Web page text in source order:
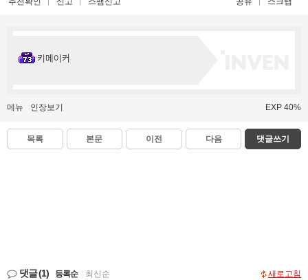
키메이커
메뉴 인장보기 EXP 40%
목록 본문 이전 다음 댓글쓰기
댓글(1) 등록순 최신순 새로고침